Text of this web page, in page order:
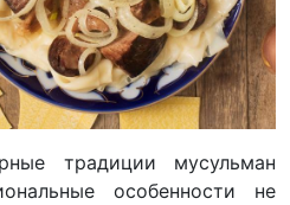
традиции мусульман
особенности не